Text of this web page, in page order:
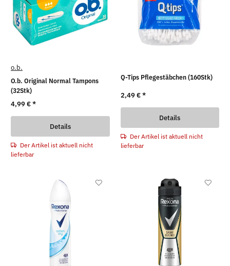
o.b.
O.b. Original Normal Tampons
(32Stk)
4,99 €*
Details
Der Artikel ist aktuell nicht
lieferbar
Q-Tips Pflegestäbchen (160Stk)
2,49 €*
Details
Der Artikel ist aktuell nicht
lieferbar